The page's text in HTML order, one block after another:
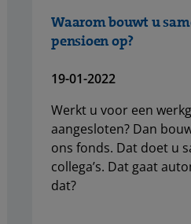
Waarom bouwt u
pensioen op?
19-01-2022
Werkt u voor een
aangesloten? Dan
ons fonds. Dat doet u
collega’s. Dat gaat
dat?